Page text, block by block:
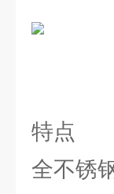
特点
全不锈